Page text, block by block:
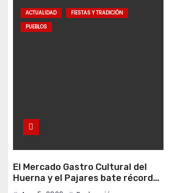
ACTUALIDAD
FIESTAS Y TRADICIÓN
PUEBLOS
El Mercado Gastro Cultural del
Huerna y el Pajares bate récords
de asistencia en Campomanes